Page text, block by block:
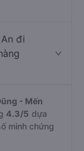
đi
- Mến
4.3/5 dựa
minh chứng